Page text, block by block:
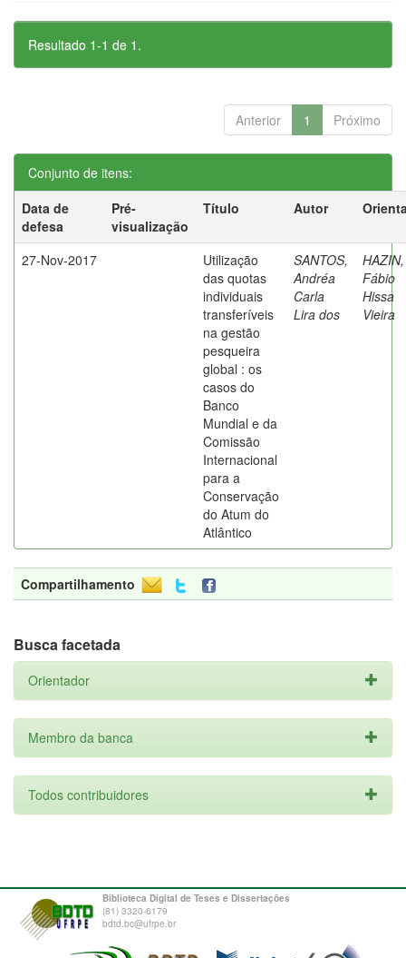
Resultado 1-1 de 1.
Anterior 1 Próximo
Conjunto de itens:
Data de
defesa
Pré-
visualização
Título Autor
27-Nov-2017
Utilização
das quotas
individuais
transferíveis
na gestão
pesqueira
global : os
casos do
Banco
Mundial e da
Comissão
Internacional
para a
Conservação
do Atum do
Atlântico
SANTOS,
Andréa
Carla
Lira dos
HAZIN,
Fábio
Hissa
Vieira
Compartilhamento
Busca facetada
Orientador
Membro da banca
Todos contribuidores
Biblioteca Digital de Teses e Dissertações
(81) 3320-6179
bdtd.bc@ufrpe.br